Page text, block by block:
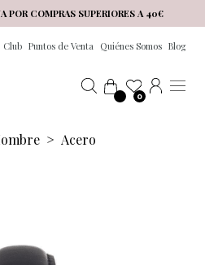
POR COMPRAS SUPERIORES A 40€
Club Puntos de Venta Quiénes Somos Blog
0
> Acero